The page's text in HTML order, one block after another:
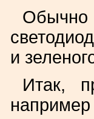
Обычно
и
Итак,